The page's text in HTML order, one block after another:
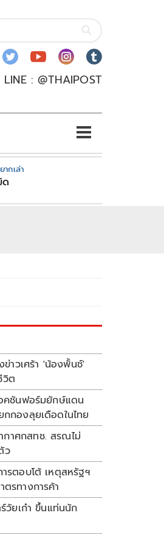
LINE : @THAIPOST
กเล่า
าวเศร้า 'น้องพั้นช์'
วิต
คชันฟอร์มยักษ์แดน
กองลุยเดือดในไทย
สทช. สรณไม่
ว
รตอบโต้ เหตุสหรัฐฯ
ตรทางการค้า
วัยเก๋า ขึ้นแท่นนัก